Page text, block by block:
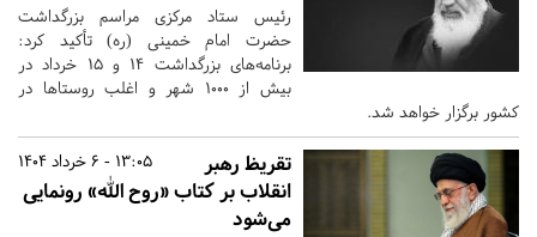
رئیس ستاد مرکزی مراسم بزرگداشت
حضرت امام خمینی (ره) تأکید کرد:
برنامه‌های بزرگداشت ۱۴ و ۱۵ خرداد در
بیش از ۱۰۰۰ شهر و اغلب روستاها در
کشور برگزار خواهد شد.
13:05 - 6 خرداد 1404
تقریظ رهبر
انقلاب بر کتاب «روح الله» رونمایی
می‌شود